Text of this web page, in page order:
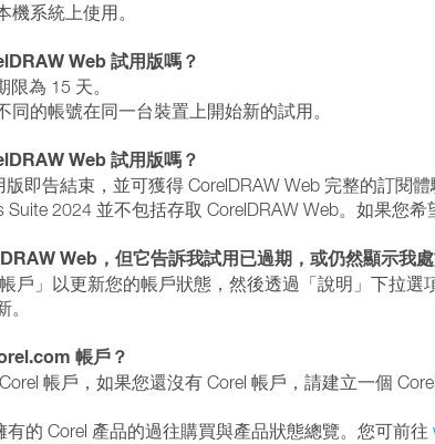
系統上使用。
Web 試用版嗎？
為 15 天。
的帳號在同一台裝置上開始新的試用。
Web 試用版嗎？
即告結束，並可獲得 CorelDRAW Web 完整的訂閱
2024 並不包括存取 CorelDRAW Web。如果您希
Web，但它告訴我試用已過期，或仍然顯示我
」以更新您的帳戶狀態，然後透過「說明」下拉選
帳戶？
帳戶，如果您還沒有 Corel 帳戶，請建立一個
的 Corel 產品的過往購買與產品狀態總覽。您可前往